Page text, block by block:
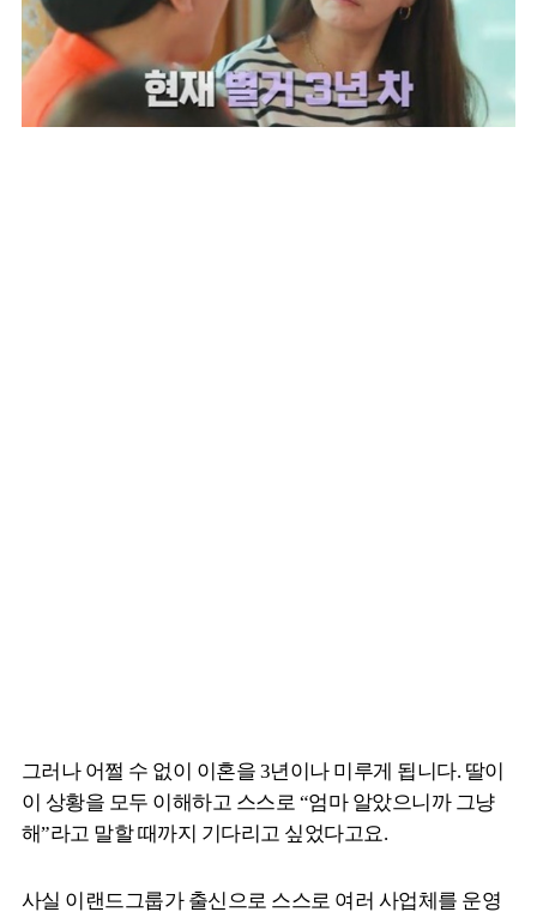
그러나 어쩔 수 없이 이혼을 3년이나 미루게 됩니다. 딸이
이 상황을 모두 이해하고 스스로 “엄마 알았으니까 그냥
해”라고 말할 때까지 기다리고 싶었다고요.
사실 이랜드그룹가 출신으로 스스로 여러 사업체를 운영